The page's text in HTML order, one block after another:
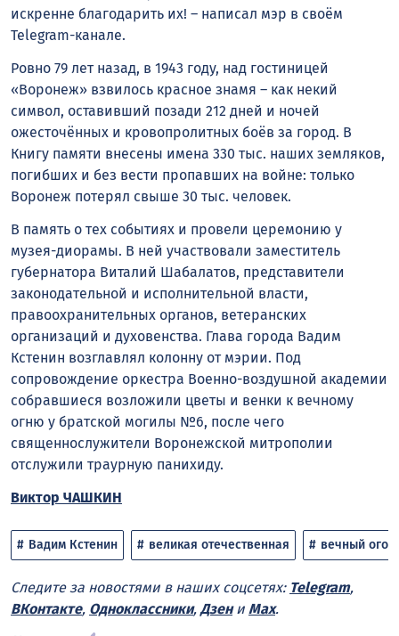
искренне благодарить их! – написал мэр в своём
Telegram-канале.
Ровно 79 лет назад, в 1943 году, над гостиницей
«Воронеж» взвилось красное знамя – как некий
символ, оставивший позади 212 дней и ночей
ожесточённых и кровопролитных боёв за город. В
Книгу памяти внесены имена 330 тыс. наших земляков,
погибших и без вести пропавших на войне: только
Воронеж потерял свыше 30 тыс. человек.
В память о тех событиях и провели церемонию у
музея-диорамы. В ней участвовали заместитель
губернатора Виталий Шабалатов, представители
законодательной и исполнительной власти,
правоохранительных органов, ветеранских
организаций и духовенства. Глава города Вадим
Кстенин возглавлял колонну от мэрии. Под
сопровождение оркестра Военно-воздушной академии
собравшиеся возложили цветы и венки к вечному
огню у братской могилы №6, после чего
священнослужители Воронежской митрополии
отслужили траурную панихиду.
Виктор ЧАШКИН
Вадим Кстенин великая отечественная вечный
Следите за новостями в наших соцсетях: Telegram,
ВКонтакте, Одноклассники, Дзени Max.